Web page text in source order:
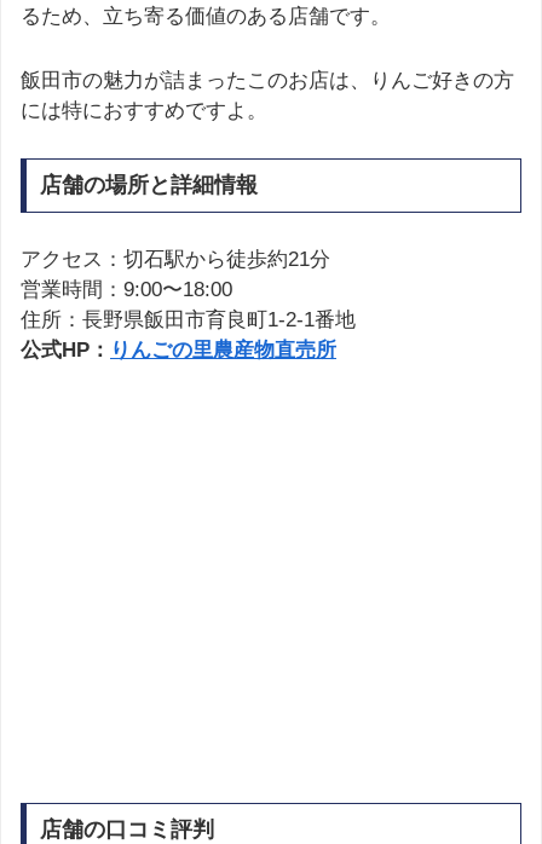
るため、立ち寄る価値のある店舗です。
飯田市の魅力が詰まったこのお店は、りんご好きの方
には特におすすめですよ。
店舗の場所と詳細情報
アクセス：切石駅から徒歩約21分
営業時間：9:00〜18:00
住所：長野県飯田市育良町1-2-1番地
公式HP： りんごの里農産物直売所
店舗の口コミ評判